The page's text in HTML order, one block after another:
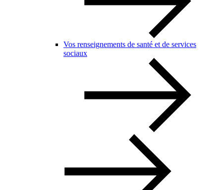
Vos renseignements de santé et de services
sociaux